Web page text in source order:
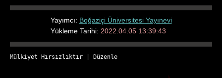
Yayımcı: Boğaziçi Üniversitesi Yayınevi
Yükleme Tarihi: 2022.04.05 13:39:43
Mülkiyet Hırsızlıktır Düzenle